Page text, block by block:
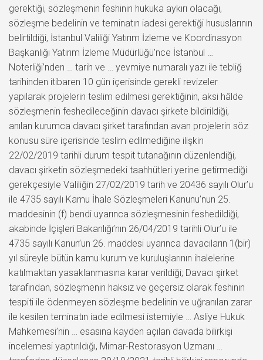
gerektiği, sözleşmenin feshinin hukuka aykırı olacağı,
sözleşme bedelinin ve teminatın iadesi gerektiği hususlarının
belirtildiği, İstanbul Valiliği Yatırım İzleme ve Koordinasyon
Başkanlığı Yatırım İzleme Müdürlüğü’nce İstanbul …
Noterliği’nden … tarih ve … yevmiye numaralı yazı ile tebliğ
tarihinden itibaren 10 gün içerisinde gerekli revizeler
yapılarak projelerin teslim edilmesi gerektiğinin, aksi hâlde
sözleşmenin feshedileceğinin davacı şirkete bildirildiği,
anılan kurumca davacı şirket tarafından avan projelerin söz
konusu süre içerisinde teslim edilmediğine ilişkin
22/02/2019 tarihli durum tespit tutanağının düzenlendiği,
davacı şirketin sözleşmedeki taahhütleri yerine getirmediği
gerekçesiyle Valiliğin 27/02/2019 tarih ve 20436 sayılı Olur’u
ile 4735 sayılı Kamu İhale Sözleşmeleri Kanunu’nun 25.
maddesinin (f) bendi uyarınca sözleşmesinin feshedildiği,
akabinde İçişleri Bakanlığı’nın 26/04/2019 tarihli Olur’u ile
4735 sayılı Kanun’un 26. maddesi uyarınca davacıların 1(bir)
yıl süreyle bütün kamu kurum ve kuruluşlarının ihalelerine
katılmaktan yasaklanmasına karar verildiği; Davacı şirket
tarafından, sözleşmenin haksız ve geçersiz olarak feshinin
tespiti ile ödenmeyen sözleşme bedelinin ve uğranılan zarar
ile kesilen teminatın iade edilmesi istemiyle … Asliye Hukuk
Mahkemesi’nin … esasına kayden açılan davada bilirkişi
incelemesi yaptırıldığı, Mimar-Restorasyon Uzmanı …